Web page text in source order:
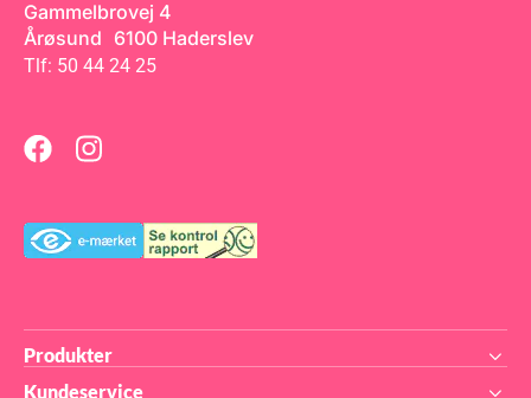
Gammelbrovej 4
Årøsund 6100 Haderslev
Tlf: 50 44 24 25
Produkter
Kundeservice